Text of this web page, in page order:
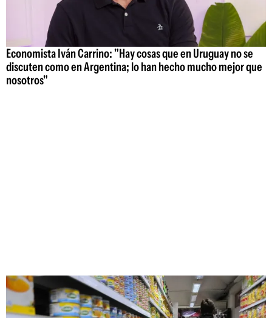
Economista Iván Carrino: "Hay cosas que en Uruguay no se
discuten como en Argentina; lo han hecho mucho mejor que
nosotros"